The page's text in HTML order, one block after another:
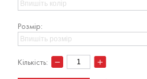
Розмір:
Кількість: